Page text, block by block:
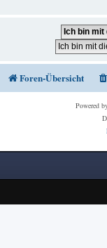
Foren-Übersicht
Powered